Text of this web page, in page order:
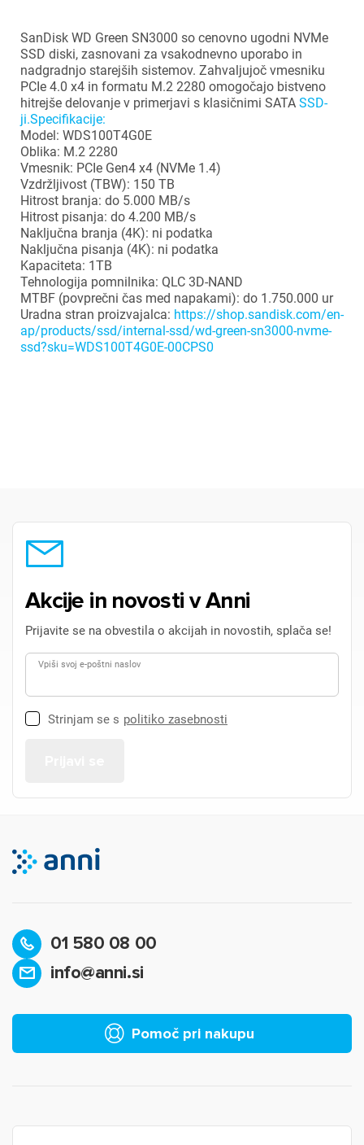
SanDisk WD Green SN3000 so cenovno ugodni NVMe
SSD diski, zasnovani za vsakodnevno uporabo in
nadgradnjo starejših sistemov. Zahvaljujoč vmesniku
PCIe 4.0 x4 in formatu M.2 2280 omogočajo bistveno
hitrejše delovanje v primerjavi s klasičnimi SATA SSD-
ji.Specifikacije:
Model: WDS100T4G0E
Oblika: M.2 2280
Vmesnik: PCIe Gen4 x4 (NVMe 1.4)
Vzdržljivost (TBW): 150 TB
Hitrost branja: do 5.000 MB/s
Hitrost pisanja: do 4.200 MB/s
Naključna branja (4K): ni podatka
Naključna pisanja (4K): ni podatka
Kapaciteta: 1TB
Tehnologija pomnilnika: QLC 3D-NAND
MTBF (povprečni čas med napakami): do 1.750.000 ur
Uradna stran proizvajalca: https://shop.sandisk.com/en-
ap/products/ssd/internal-ssd/wd-green-sn3000-nvme-
ssd?sku=WDS100T4G0E-00CPS0
Akcije in novosti v Anni
Prijavite se na obvestila o akcijah in novostih, splača se!
Vpiši svoj e-poštni naslov
Strinjam se s politiko zasebnosti
01 580 08 00
info@anni.si
Pomoč pri nakupu